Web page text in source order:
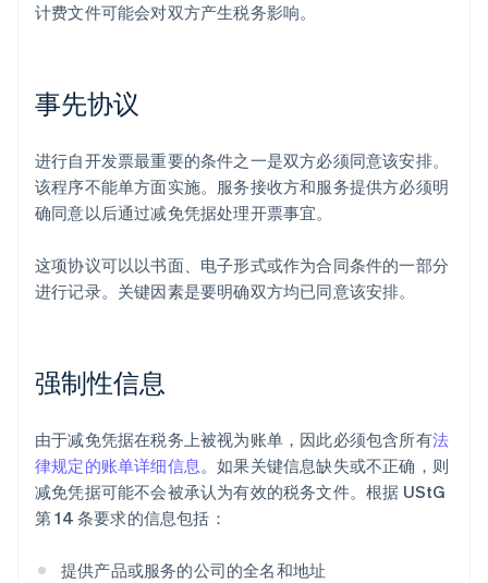
计费文件可能会对双方产生税务影响。
事先协议
进行自开发票最重要的条件之一是双方必须同意该安排。
该程序不能单方面实施。服务接收方和服务提供方必须明
确同意以后通过减免凭据处理开票事宜。
这项协议可以以书面、电子形式或作为合同条件的一部分
进行记录。关键因素是要明确双方均已同意该安排。
强制性信息
由于减免凭据在税务上被视为账单，因此必须包含所有法
律规定的账单详细信息。如果关键信息缺失或不正确，则
减免凭据可能不会被承认为有效的税务文件。根据 UStG
第 14 条要求的信息包括：
提供产品或服务的公司的全名和地址